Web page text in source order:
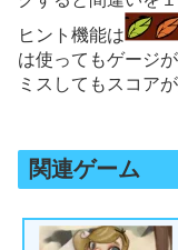
ヒント機能は
は使ってもゲージ
ミスしてもスコア
関連ゲーム